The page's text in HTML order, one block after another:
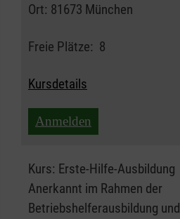
Ort: 81673 München
Freie Plätze: 8
Kursdetails
Anmelden
Kurs: Erste-Hilfe-Ausbildung
Anerkannt im Rahmen der
Betriebshelferausbildung und